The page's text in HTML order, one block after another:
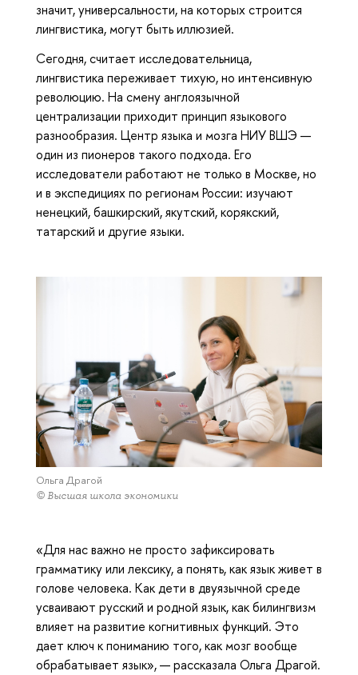
значит, универсальности, на которых строится
лингвистика, могут быть иллюзией.
Сегодня, считает исследовательница,
лингвистика переживает тихую, но интенсивную
революцию. На смену англоязычной
централизации приходит принцип языкового
разнообразия. Центр языка и мозга НИУ ВШЭ —
один из пионеров такого подхода. Его
исследователи работают не только в Москве, но
и в экспедициях по регионам России: изучают
ненецкий, башкирский, якутский, корякский,
татарский и другие языки.
Ольга Драгой
© Высшая школа экономики
«Для нас важно не просто зафиксировать
грамматику или лексику, а понять, как язык живет в
голове человека. Как дети в двуязычной среде
усваивают русский и родной язык, как билингвизм
влияет на развитие когнитивных функций. Это
дает ключ к пониманию того, как мозг вообще
обрабатывает язык», — рассказала Ольга Драгой.